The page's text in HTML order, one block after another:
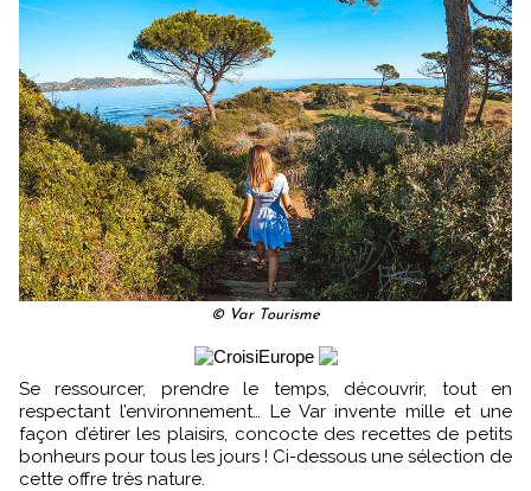
© Var Tourisme
Se ressourcer, prendre le temps, découvrir, tout en
respectant l’environnement… Le Var invente mille et une
façon d’étirer les plaisirs, concocte des recettes de petits
bonheurs pour tous les jours ! Ci-dessous une sélection de
cette offre très nature.